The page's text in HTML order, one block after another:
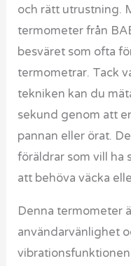
och rätt utrustning.
termometer från
besväret som ofta
termometrar. Tack
tekniken kan du
sekund genom att
pannan eller örat.
föräldrar som vill ha
att behöva väcka
Denna termometer
användarvänlighet